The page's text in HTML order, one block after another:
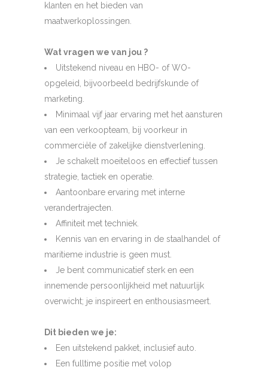
klanten en het bieden van
maatwerkoplossingen.
Wat vragen we van jou ?
Uitstekend niveau en HBO- of WO-
opgeleid, bijvoorbeeld bedrijfskunde of
marketing.
Minimaal vijf jaar ervaring met het aansturen
van een verkoopteam, bij voorkeur in
commerciële of zakelijke dienstverlening.
Je schakelt moeiteloos en effectief tussen
strategie, tactiek en operatie.
Aantoonbare ervaring met interne
verandertrajecten.
Affiniteit met techniek.
Kennis van en ervaring in de staalhandel of
maritieme industrie is geen must.
Je bent communicatief sterk en een
innemende persoonlijkheid met natuurlijk
overwicht; je inspireert en enthousiasmeert.
Dit bieden we je:
Een uitstekend pakket, inclusief auto.
Een fulltime positie met volop